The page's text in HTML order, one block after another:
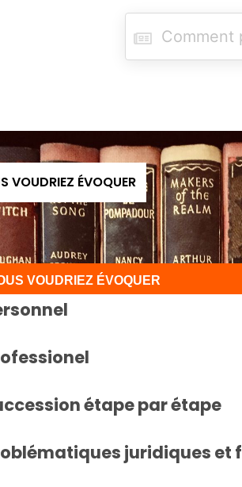
VOUDRIEZ ÉVOQUER
VOUDRIEZ ÉVOQUER
étape par étape
juridiques et